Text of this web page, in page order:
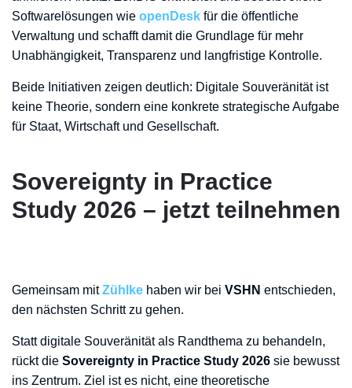
Softwarelösungen wie openDesk für die öffentliche
Verwaltung und schafft damit die Grundlage für mehr
Unabhängigkeit, Transparenz und langfristige Kontrolle.
Beide Initiativen zeigen deutlich: Digitale Souveränität ist
keine Theorie, sondern eine konkrete strategische Aufgabe
für Staat, Wirtschaft und Gesellschaft.
Sovereignty in Practice
Study 2026 – jetzt teilnehmen
Gemeinsam mitZühlke haben wir bei VSHN entschieden,
den nächsten Schritt zu gehen.
Statt digitale Souveränität als Randthema zu behandeln,
rückt die Sovereignty in Practice Study 2026 sie bewusst
ins Zentrum. Ziel ist es nicht, eine theoretische